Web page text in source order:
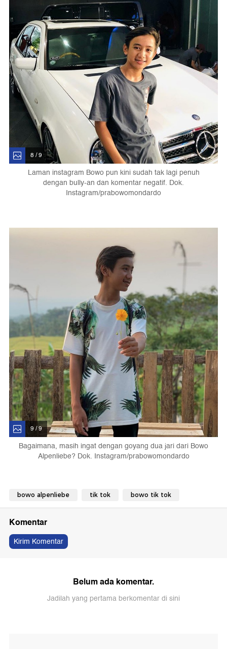
8 / 9
Laman instagram Bowo pun kini sudah tak lagi penuh
dengan bully-an dan komentar negatif. Dok.
Instagram/prabowomondardo
9 / 9
Bagaimana, masih ingat dengan goyang dua jari dari Bowo
Alpenliebe? Dok. Instagram/prabowomondardo
bowo alpenliebe tik tok bowo tik tok
Komentar
Kirim Komentar
Belum ada komentar.
Jadilah yang pertama berkomentar di sini